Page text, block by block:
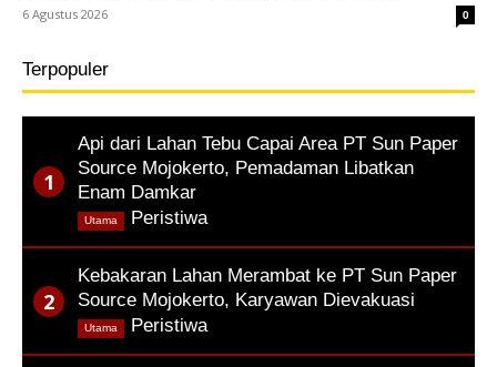
6 Agustus 2026 0
Terpopuler
Api dari Lahan Tebu Capai Area PT Sun Paper
Source Mojokerto, Pemadaman Libatkan
Enam Damkar
Peristiwa,
Utama
Kebakaran Lahan Merambat ke PT Sun Paper
Source Mojokerto, Karyawan Dievakuasi
Peristiwa,
Utama